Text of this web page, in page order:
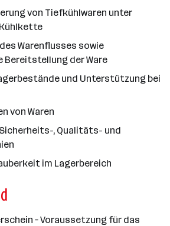
von Tiefkühlwaren unter
Warenflusses sowie
Bereitstellung der Ware
und Unterstützung bei
von Waren
, Qualitäts- und
im Lagerbereich
– Voraussetzung für das